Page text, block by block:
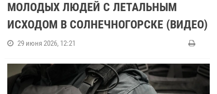
МОЛОДЫХ ЛЮДЕЙ С ЛЕТАЛЬНЫМ
ИСХОДОМ В СОЛНЕЧНОГОРСКЕ (ВИДЕО)
29 июня 2026, 12:21